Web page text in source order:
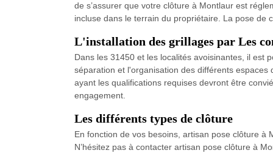
de s’assurer que votre clôture à Montlaur est
incluse dans le terrain du propriétaire. La pose de
L'installation des grillages par Les
Dans les 31450 et les localités avoisinantes, il est
séparation et l'organisation des différents
ayant les qualifications requises devront être
engagement.
Les différents types de clôture
En fonction de vos besoins, artisan pose clôture à
N’hésitez pas à contacter artisan pose clôture à